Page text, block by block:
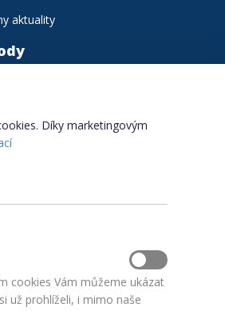
aktuality
Díky marketingovým
cookies Vám můžeme ukázat
už prohlíželi, i mimo naše